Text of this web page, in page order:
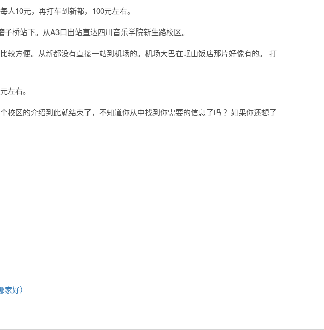
10元，再打车到新都，100元左右。
桥站下。从A3口出站直达四川音乐学院新生路校区。
较方便。从新都没有直接一站到机场的。机场大巴在岷山饭店那片好像有的。 打
左右。
校区的介绍到此就结束了，不知道你从中找到你需要的信息了吗 ？如果你还想了
好）